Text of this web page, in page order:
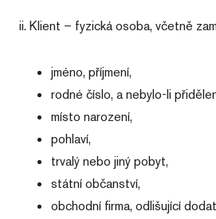
ii. Klient – fyzická osoba, včetně
jméno, příjmení,
rodné číslo, a nebylo-li
místo narození,
pohlaví,
trvalý nebo jiný pobyt,
státní občanství,
obchodní firma, odlišující